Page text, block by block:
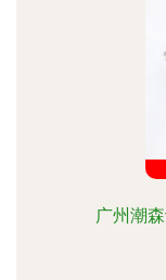
广州潮